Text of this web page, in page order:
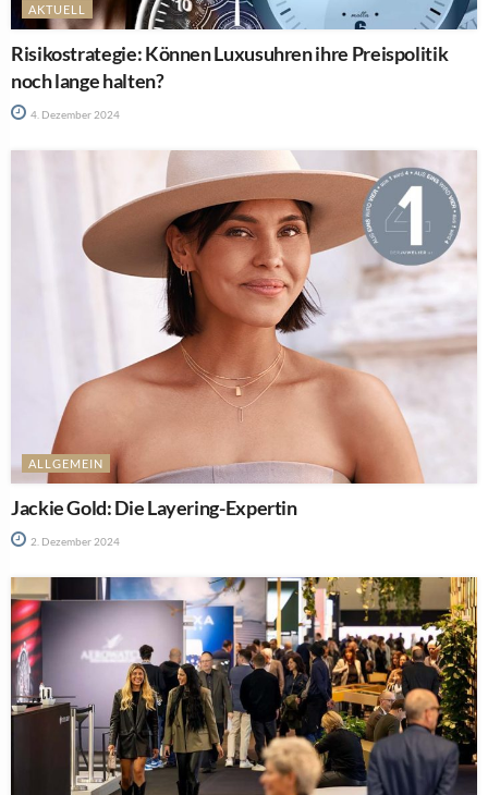
AKTUELL
Risikostrategie: Können Luxusuhren ihre Preispolitik
noch lange halten?
4. Dezember 2024
ALLGEMEIN
Jackie Gold: Die Layering-Expertin
2. Dezember 2024